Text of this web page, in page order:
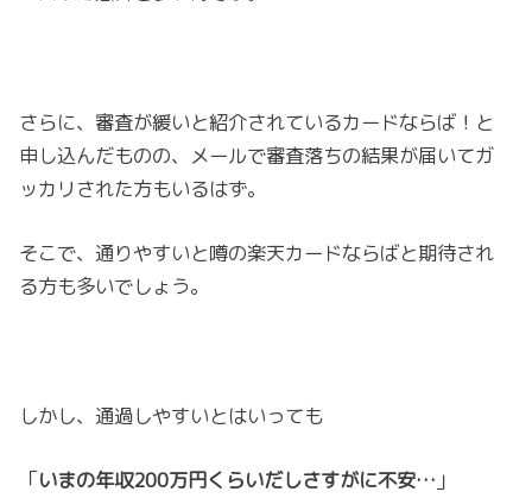
さらに、審査が緩いと紹介されているカードならば！と
申し込んだものの、メールで審査落ちの結果が届いてガ
ッカリされた方もいるはず。
そこで、通りやすいと噂の楽天カードならばと期待され
る方も多いでしょう。
しかし、通過しやすいとはいっても
「いまの年収200万円くらいだしさすがに不安… 」